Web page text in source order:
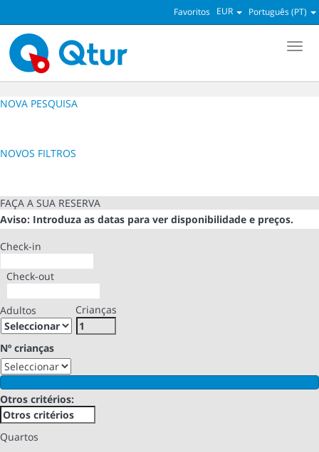
Português (PT)
EUR
Favoritos
NOVA PESQUISA
NOVOS FILTROS
FAÇA A SUA RESERVA
Aviso: Introduza as datas para ver disponibilidade e preços.
Check-in
Check-out
Adultos Crianças
Nº crianças
Otros critérios:
Quartos